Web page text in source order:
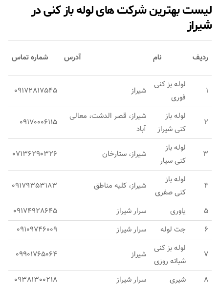
لیست بهترین شرکت های لوله باز کنی در
شیراز
ردیف نام آدرس شماره تماس
1
لوله بز کنی
فوری
شیراز 09172817545
2
لوله باز
کنی شیراز
شیراز، قصر الدشت، معالی
آباد
09170006115
3
لوله باز
کنی سیار
شیراز، ستارخان 07136290326
4
لوله باز
کنی صفری
شیراز، کلیه مناطق 09179353183
5 یاوری سرار شیراز
09174928645
6
جت لوله سرار شیراز 09109746009
7
لوله بز کنی
شبانه روزی
شیراز 09901765064
8 شیری سرار شیراز 09381300218